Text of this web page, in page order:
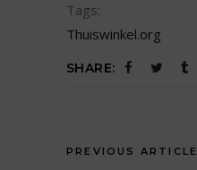
Tags:
Thuiswinkel.org
SHARE:
PREVIOUS ARTICLE